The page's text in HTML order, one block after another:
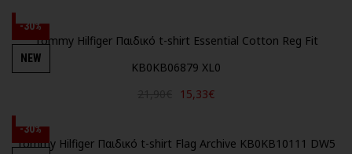
-30%
NEW
Tommy Hilfiger Παιδικό t-shirt Essential Cotton Reg Fit
KB0KB06879 XL0
15,33€
-30%
Tommy Hilfiger Παιδικό t-shirt Flag Archive KB0KB10111 DW5